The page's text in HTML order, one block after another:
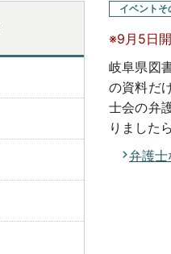
イベントそ
※9月5日
岐阜県図
の資料だ
士会の弁
りました
弁護